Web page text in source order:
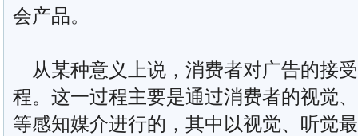
会产品。
从某种意义上说，消费者对广告的接
程。这一过程主要是通过消费者的视觉
等感知媒介进行的，其中以视觉、听觉